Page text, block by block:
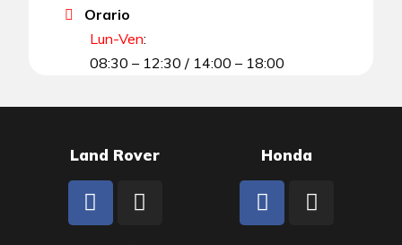
Orario
Lun-Ven:
08:30 – 12:30 / 14:00 – 18:00
Land Rover Honda